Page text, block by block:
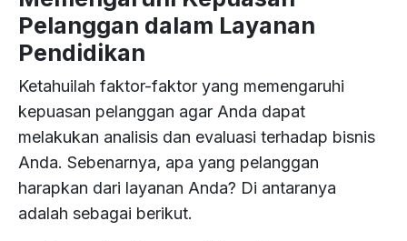
Pelanggan dalam Layanan
Pendidikan
Ketahuilah faktor-faktor yang memengaruhi
kepuasan pelanggan agar Anda dapat
melakukan analisis dan evaluasi terhadap bisnis
Anda. Sebenarnya, apa yang pelanggan
harapkan dari layanan Anda? Di antaranya
adalah sebagai berikut.